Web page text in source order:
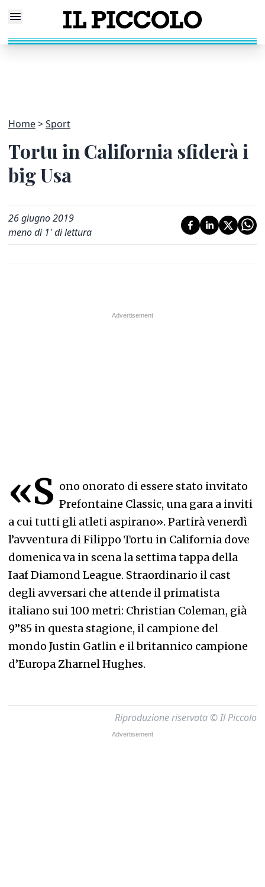
Home Sport
Tortu in California sfiderà i
big Usa
26 giugno 2019
meno di 1' di lettura
«S ono onorato di essere stato invitato
Prefontaine Classic, una gara a inviti
a cui tutti gli atleti aspirano». Partirà venerdì
l’avventura di Filippo Tortu in California dove
domenica va in scena la settima tappa della
Iaaf Diamond League. Straordinario il cast
degli avversari che attende il primatista
italiano sui 100 metri: Christian Coleman, già
9”85 in questa stagione, il campione del
mondo Justin Gatlin e il britannico campione
d’Europa Zharnel Hughes.
Riproduzione riservata © Il Piccolo